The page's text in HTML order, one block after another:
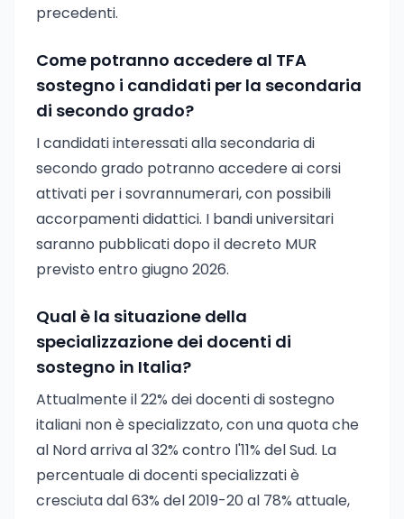
precedenti.
Come potranno accedere al TFA
sostegno i candidati per la secondaria
di secondo grado?
I candidati interessati alla secondaria di
secondo grado potranno accedere ai corsi
attivati per i sovrannumerari, con possibili
accorpamenti didattici. I bandi universitari
saranno pubblicati dopo il decreto MUR
previsto entro giugno 2026.
Qual è la situazione della
specializzazione dei docenti di
sostegno in Italia?
Attualmente il 22% dei docenti di sostegno
italiani non è specializzato, con una quota che
al Nord arriva al 32% contro l'11% del Sud. La
percentuale di docenti specializzati è
cresciuta dal 63% del 2019-20 al 78% attuale,